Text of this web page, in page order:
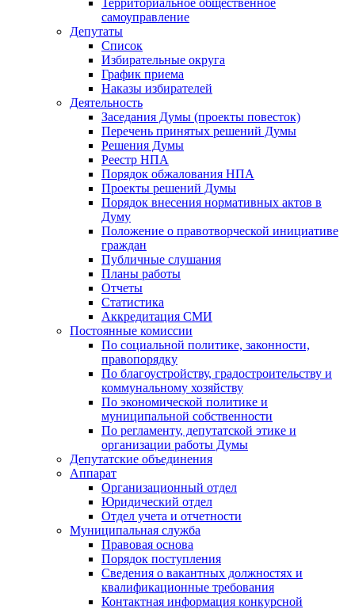
Территориальное общественное
самоуправление
Депутаты
Список
Избирательные округа
График приема
Наказы избирателей
Деятельность
Заседания Думы (проекты повесток)
Перечень принятых решений Думы
Решения Думы
Реестр НПА
Порядок обжалования НПА
Проекты решений Думы
Порядок внесения нормативных актов в
Думу
Положение о правотворческой инициативе
граждан
Публичные слушания
Планы работы
Отчеты
Статистика
Аккредитация СМИ
Постоянные комиссии
По социальной политике, законности,
правопорядку
По благоустройству, градостроительству и
коммунальному хозяйству
По экономической политике и
муниципальной собственности
По регламенту, депутатской этике и
организации работы Думы
Депутатские объединения
Аппарат
Организационный отдел
Юридический отдел
Отдел учета и отчетности
Муниципальная служба
Правовая основа
Порядок поступления
Сведения о вакантных должностях и
квалификационные требования
Контактная информация конкурсной